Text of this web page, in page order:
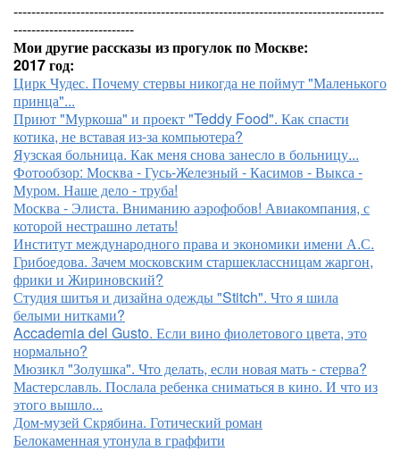
-----------------------------------------------------------------------------------
---------------------------
Мои другие рассказы из прогулок по Москве:
2017 год:
Цирк Чудес. Почему стервы никогда не поймут "Маленького
принца"...
Приют "Муркоша" и проект "Teddy Food". Как спасти
котика, не вставая из-за компьютера?
Яузская больница. Как меня снова занесло в больницу...
Фотообзор: Москва - Гусь-Железный - Касимов - Выкса -
Муром. Наше дело - труба!
Москва - Элиста. Вниманию аэрофобов! Авиакомпания, с
которой нестрашно летать!
Институт международного права и экономики имени А.С.
Грибоедова. Зачем московским старшеклассницам жаргон,
фрики и Жириновский?
Студия шитья и дизайна одежды "Stitch". Что я шила
белыми нитками?
Accademia del Gusto. Если вино фиолетового цвета, это
нормально?
Мюзикл "Золушка". Что делать, если новая мать - стерва?
Мастерславль. Послала ребенка сниматься в кино. И что из
этого вышло...
Дом-музей Скрябина. Готический роман
Белокаменная утонула в граффити